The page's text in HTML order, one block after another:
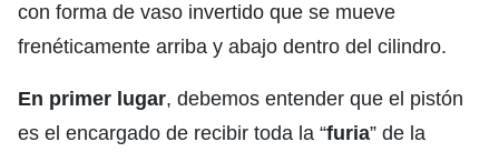
con forma de vaso invertido que se mueve
frenéticamente arriba y abajo dentro del cilindro.
En primer lugar, debemos entender que el pistón
es el encargado de recibir toda la “furia” de la